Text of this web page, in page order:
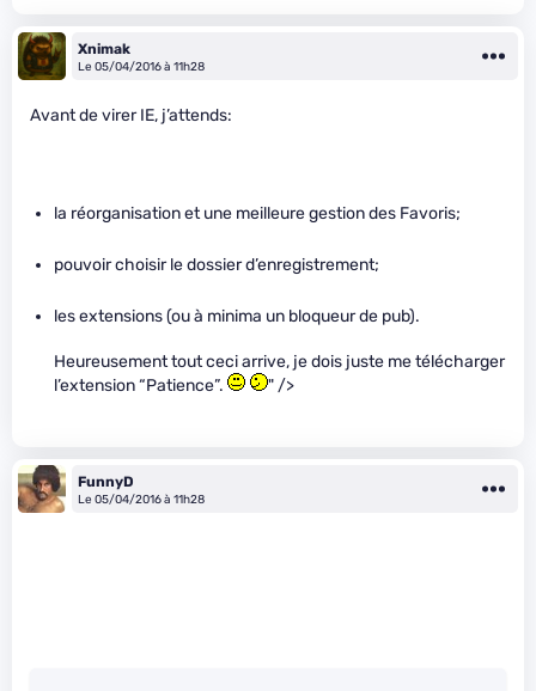
Xnimak
Le 05/04/2016 à 11h28
Avant de virer IE, j’attends:
la réorganisation et une meilleure gestion des Favoris;
pouvoir choisir le dossier d’enregistrement;
les extensions (ou à minima un bloqueur de pub).
Heureusement tout ceci arrive, je dois juste me télécharger
l’extension “Patience”.
" />
FunnyD
Le 05/04/2016 à 11h28